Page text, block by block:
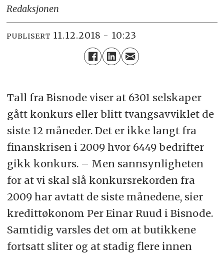
Redaksjonen
PUBLISERT 11.12.2018 - 10:23
Tall fra Bisnode viser at 6301 selskaper
gått konkurs eller blitt tvangsavviklet de
siste 12 måneder. Det er ikke langt fra
finanskrisen i 2009 hvor 6449 bedrifter
gikk konkurs. – Men sannsynligheten
for at vi skal slå konkursrekorden fra
2009 har avtatt de siste månedene, sier
kredittøkonom Per Einar Ruud i Bisnode.
Samtidig varsles det om at butikkene
fortsatt sliter og at stadig flere innen